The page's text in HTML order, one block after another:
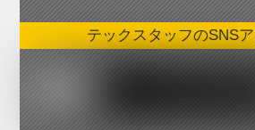
テックスタッフのSNS